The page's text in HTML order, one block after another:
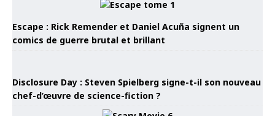
Escape : Rick Remender et Daniel Acuña signent un
comics de guerre brutal et brillant
Disclosure Day : Steven Spielberg signe-t-il son nouveau
chef-d’œuvre de science-fiction ?